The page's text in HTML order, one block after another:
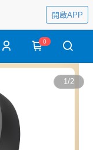
開啟APP
0
1/2